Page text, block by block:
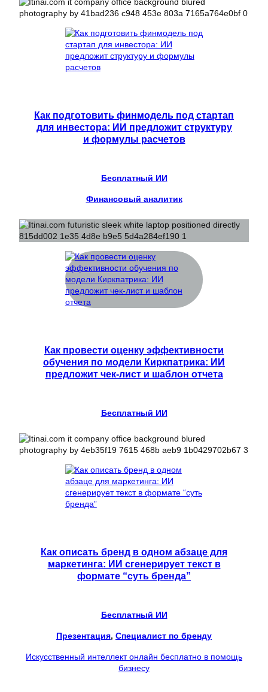
Как подготовить финмодель под стартап
для инвестора: ИИ предложит структуру
и формулы расчетов
Бесплатный ИИ
Финансовый аналитик
Как провести оценку эффективности
обучения по модели Киркпатрика: ИИ
предложит чек-лист и шаблон отчета
Бесплатный ИИ
Как описать бренд в одном абзаце для
маркетинга: ИИ сгенерирует текст в
формате “суть бренда”
Бесплатный ИИ
Презентация, Специалист по бренду
Искусственный интеллект онлайн бесплатно в помощь
бизнесу